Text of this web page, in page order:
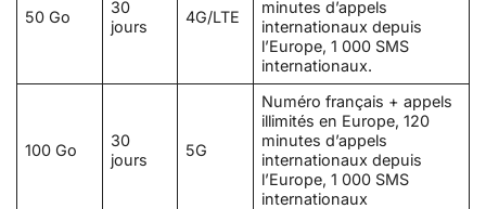
50 Go
30
jours
4G/LTE
minutes d’appels
internationaux depuis
l’Europe, 1 000 SMS
internationaux.
100 Go
30
jours
5G
Numéro français + appels
illimités en Europe, 120
minutes d’appels
internationaux depuis
l’Europe, 1 000 SMS
internationaux